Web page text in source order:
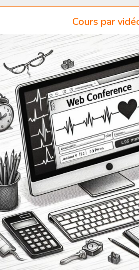
Cours par